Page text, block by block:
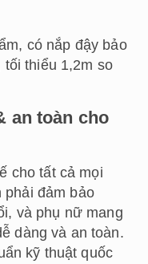
có nắp đậy bảo
thiểu 1,2m so
an toàn cho
cho tất cả mọi
phải đảm bảo
và phụ nữ mang
dàng và an toàn.
kỹ thuật quốc